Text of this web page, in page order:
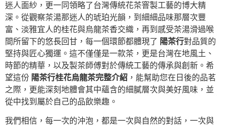
迷人面紗，更一同領略了台灣傳統花茶窨製工藝的博大精
深。從觀察茶湯那迷人的琥珀光韻，到細細品味那層次豐
富、淡雅宜人的桂花與烏龍茶香交織，再到感受茶湯滑過喉
間所留下的悠長回甘，每一個環節都體現了 陽茶行對品質的
堅持與匠心獨運。這不僅僅是一款茶，更是台灣在地風土、
時節的精華，以及製茶師傅對於傳統工藝的傳承與創新。希
望這份 陽茶行桂花烏龍茶完整介紹 ，能幫助您在日後的品茗
之際，更能深刻地體會其中蘊含的細膩層次與美好風味，並
從中找到屬於自己的品飲樂趣。
我們相信，每一次的沖泡，都是一次與自然的對話，一次與